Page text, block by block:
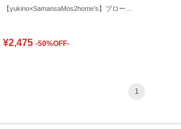
¥2,475 -50%OFF-
1